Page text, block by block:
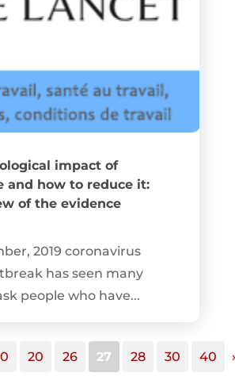
impact of
and how to reduce it:
of the evidence
2019 coronavirus
has seen many
people who have...
20 26 27 28 30 40